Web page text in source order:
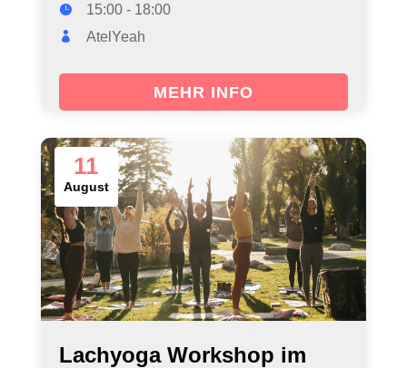
15:00 - 18:00
AtelYeah
MEHR INFO
11
August
Lachyoga Workshop im